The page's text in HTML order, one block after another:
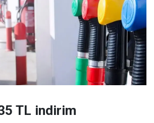
TL indirim